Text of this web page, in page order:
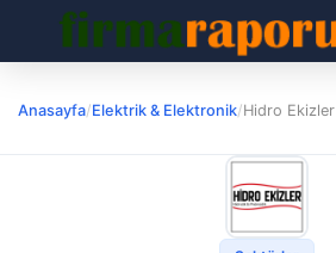
Anasayfa/Elektrik & Elektronik/Hidro Ekizler